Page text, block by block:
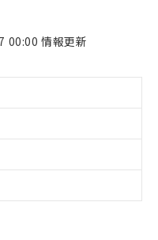
00:00 情報更新